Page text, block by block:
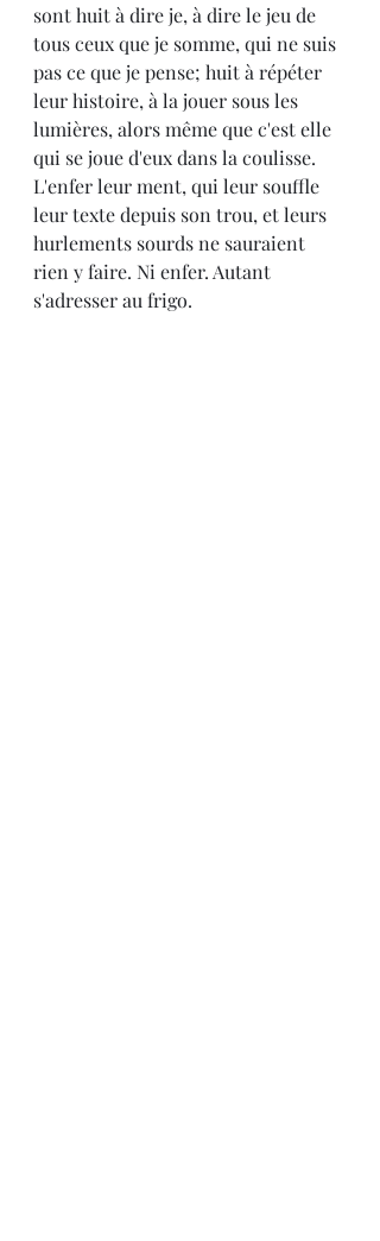
sont huit à dire je, à dire le jeu de
tous ceux que je somme, qui ne suis
pas ce que je pense; huit à répéter
leur histoire, à la jouer sous les
lumières, alors même que c'est elle
qui se joue d'eux dans la coulisse.
L'enfer leur ment, qui leur souffle
leur texte depuis son trou, et leurs
hurlements sourds ne sauraient
rien y faire. Ni enfer. Autant
s'adresser au frigo.